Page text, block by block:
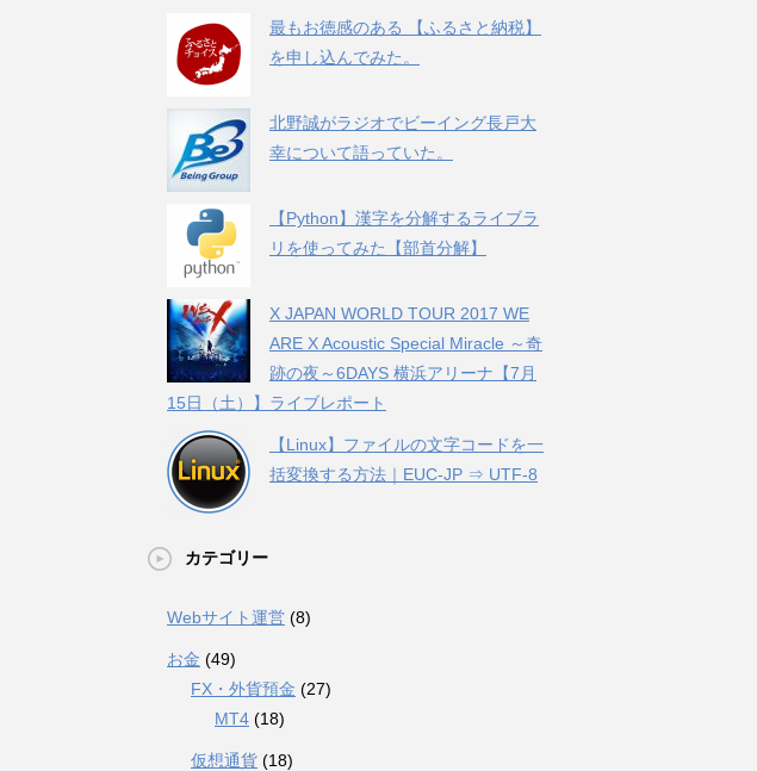
最もお徳感のある 【ふるさと納税】
を申し込んでみた。
北野誠がラジオでビーイング長戸大
幸について語っていた。
【Python】漢字を分解するライブラ
リを使ってみた【部首分解】
X JAPAN WORLD TOUR 2017 WE
ARE X Acoustic Special Miracle ～奇
跡の夜～6DAYS 横浜アリーナ【7月
15日（土）】ライブレポート
【Linux】ファイルの文字コードを一
括変換する方法｜EUC-JP ⇒ UTF-8
カテゴリー
Webサイト運営 (8)
お金 (49)
FX・外貨預金 (27)
MT4 (18)
仮想通貨 (18)